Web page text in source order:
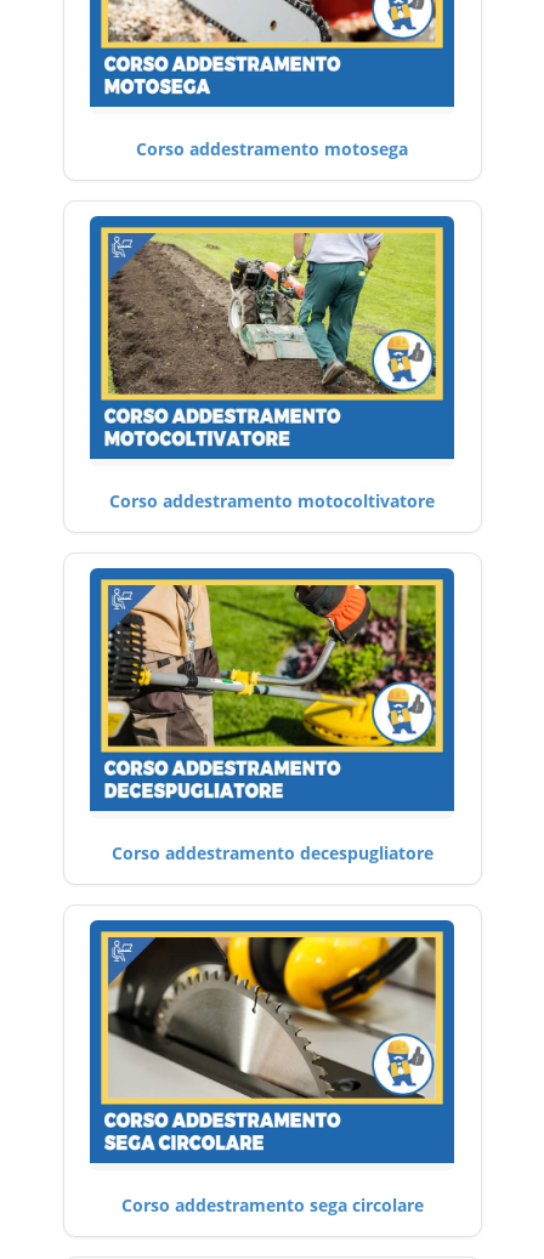
Corso addestramento motosega
Corso addestramento motocoltivatore
Corso addestramento decespugliatore
Corso addestramento sega circolare